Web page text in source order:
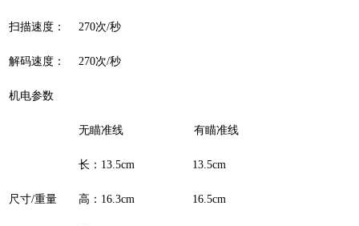
扫描速度： 270次/秒
解码速度： 270次/秒
机电参数
尺寸/重量
无瞄准线 有瞄准线
长：13.5cm 13.5cm
高：16.3cm 16.5cm